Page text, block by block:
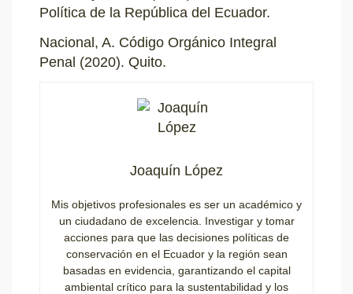
Política de la República del Ecuador.
Nacional, A. Código Orgánico Integral
Penal (2020). Quito.
Joaquín López
Mis objetivos profesionales es ser un académico y
un ciudadano de excelencia. Investigar y tomar
acciones para que las decisiones políticas de
conservación en el Ecuador y la región sean
basadas en evidencia, garantizando el capital
ambiental crítico para la sustentabilidad y los